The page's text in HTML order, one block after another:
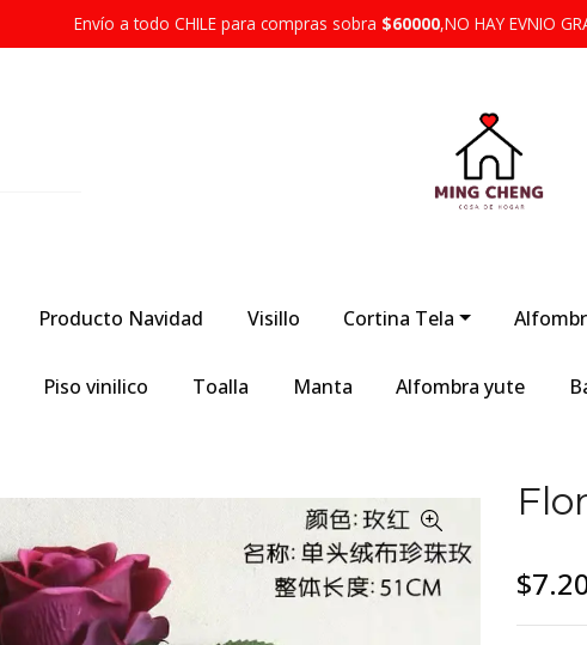
Envío a todo CHILE para compras sobra $60000,NO HAY EVNIO
Producto Navidad Visillo Cortina Tela
Piso vinilico Toalla Manta Alfombra yute